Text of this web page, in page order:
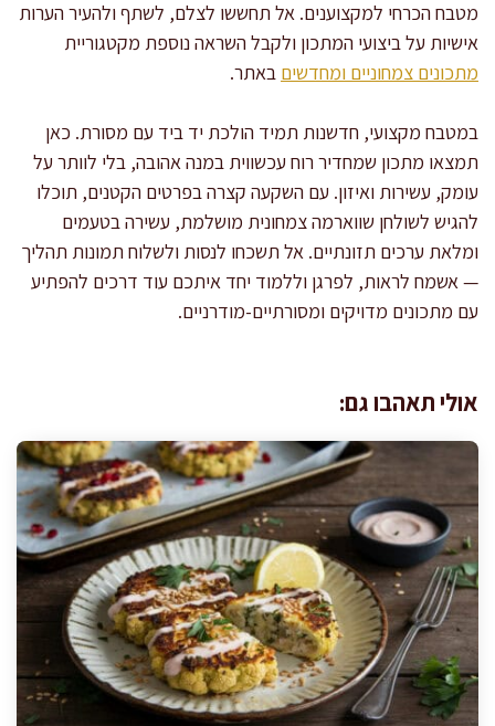
מטבח הכרחי למקצוענים. אל תחששו לצלם, לשתף ולהעיר הערות
אישיות על ביצועי המתכון ולקבל השראה נוספת מקטגוריית
מתכונים צמחוניים ומחדשים באתר.
במטבח מקצועי, חדשנות תמיד הולכת יד ביד עם מסורת. כאן
תמצאו מתכון שמחדיר רוח עכשווית במנה אהובה, בלי לוותר על
עומק, עשירות ואיזון. עם השקעה קצרה בפרטים הקטנים, תוכלו
להגיש לשולחן שווארמה צמחונית מושלמת, עשירה בטעמים
ומלאת ערכים תזונתיים. אל תשכחו לנסות ולשלוח תמונות תהליך
— אשמח לראות, לפרגן וללמוד יחד איתכם עוד דרכים להפתיע
עם מתכונים מדויקים ומסורתיים-מודרניים.
אולי תאהבו גם: